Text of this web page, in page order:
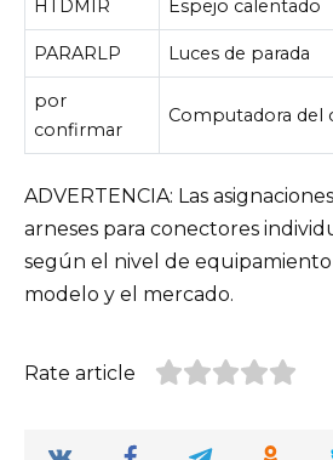
HTDMIR Espejo calentado
PARARLP Luces de parada
por
confirmar
Computadora del
ADVERTENCIA: Las
arneses para conectores
según el nivel de
modelo y el mercado.
Rate article